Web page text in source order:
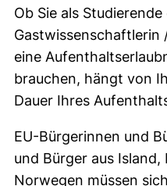
Ob Sie als Studierende
Gastwissenschaftlerin
eine
brauchen, hängt von
Dauer Ihres
EU-Bürgerinnen und
und Bürger aus
Norwegen müssen